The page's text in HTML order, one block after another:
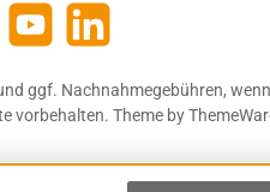
YouTube
ggf. Nachnahmegebühren,
vorbehalten. Theme by